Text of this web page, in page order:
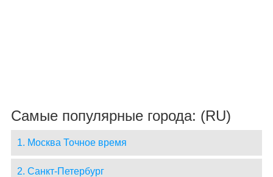
Самые популярные города: (RU)
1. Москва Точное время
2. Санкт-Петербург